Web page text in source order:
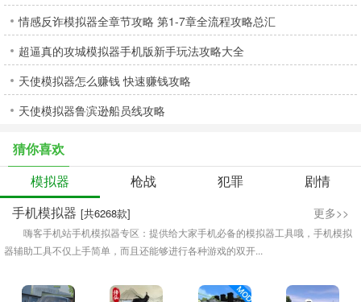
情感反诈模拟器全章节攻略 第1-7章全流程攻略总汇
超逼真的攻城模拟器手机版新手玩法攻略大全
天使模拟器怎么赚钱 快速赚钱攻略
天使模拟器鲁滨逊船员线攻略
猜你喜欢
模拟器
枪战 犯罪
剧情
手机模拟器 [共6268款] 更多>>
嗨客手机站手机模拟器专区：提供给大家手机必备的模拟器工具哦，手机模拟
器辅助工具不仅上手简单，而且还能够进行各种游戏的双开...